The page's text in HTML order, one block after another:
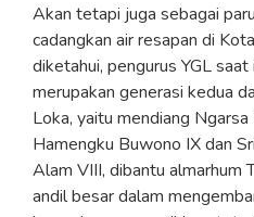
Akan tetapi juga sebagai
cadangkan air resapan di
diketahui, pengurus YGL
merupakan generasi kedua
Loka, yaitu mendiang
Hamengku Buwono IX dan
Alam VIII, dibantu almarhum
andil besar dalam